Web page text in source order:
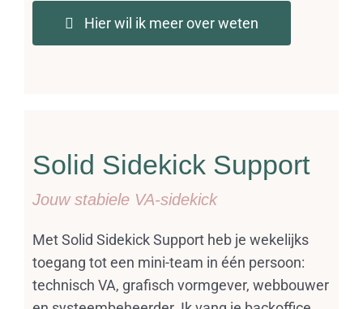
Hier wil ik meer over weten
Solid Sidekick Support
Jouw stabiele VA-sidekick
Met Solid Sidekick Support heb je wekelijks
toegang tot een mini-team in één persoon:
technisch VA, grafisch vormgever, webbouwer